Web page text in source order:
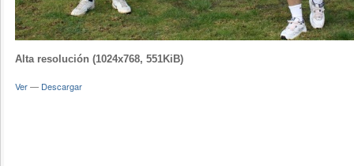
Alta resolución (1024x768, 551KiB)
Ver— Descargar